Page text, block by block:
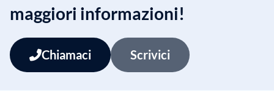
maggiori informazioni!
Chiamaci Scrivici